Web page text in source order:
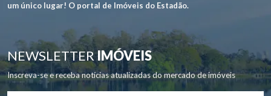
um único lugar! O portal de Imóveis do Estadão.
NEWSLETTERIMÓVEIS
Inscreva-se e receba notícias atualizadas do mercado de imóveis